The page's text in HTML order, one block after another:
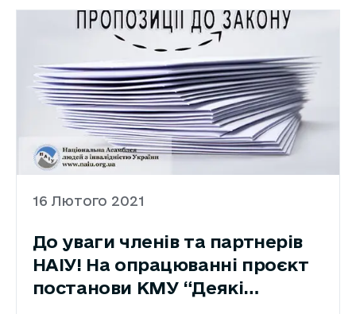
16 Лютого 2021
До уваги членів та партнерів
НАІУ! На опрацюванні проєкт
постанови КМУ “Деякі